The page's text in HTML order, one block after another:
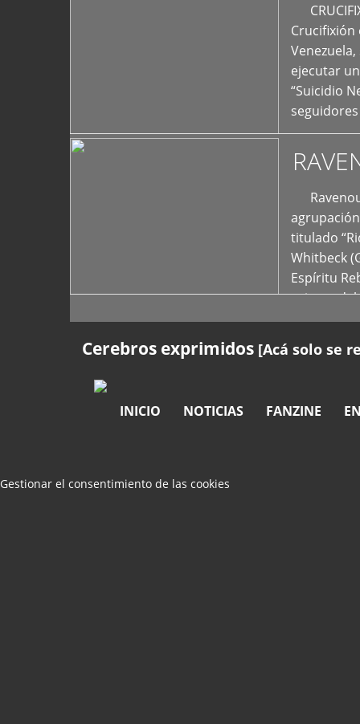
Crucifixión
ejecutar
“Suicidio
titulado
Whitbeck
Espíritu
oriente
Cerebros exprimidos [Acá solo se
INICIO NOTICIAS FANZINE
Gestionar el consentimiento de las cookies